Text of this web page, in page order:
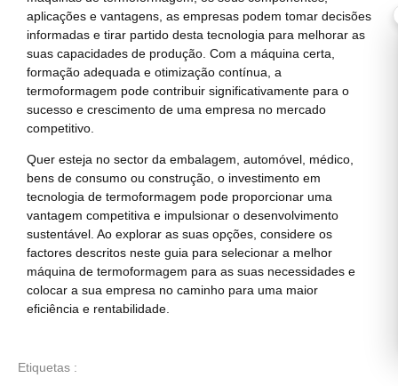
aplicações e vantagens, as empresas podem tomar decisões
informadas e tirar partido desta tecnologia para melhorar as
suas capacidades de produção. Com a máquina certa,
formação adequada e otimização contínua, a
termoformagem pode contribuir significativamente para o
sucesso e crescimento de uma empresa no mercado
competitivo.
Quer esteja no sector da embalagem, automóvel, médico,
bens de consumo ou construção, o investimento em
tecnologia de termoformagem pode proporcionar uma
vantagem competitiva e impulsionar o desenvolvimento
sustentável. Ao explorar as suas opções, considere os
factores descritos neste guia para selecionar a melhor
máquina de termoformagem para as suas necessidades e
colocar a sua empresa no caminho para uma maior
eficiência e rentabilidade.
Etiquetas :